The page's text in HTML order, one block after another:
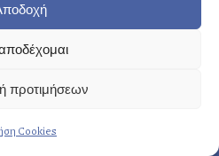
προτιμήσεων
Cookies